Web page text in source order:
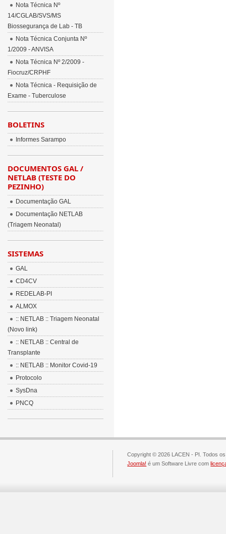
Nota Técnica Nº
14/CGLAB/SVS/MS
Biossegurança de Lab - TB
Nota Técnica Conjunta Nº
1/2009 - ANVISA
Nota Técnica Nº 2/2009 -
Fiocruz/CRPHF
Nota Técnica - Requisição de
Exame - Tuberculose
BOLETINS
Informes Sarampo
DOCUMENTOS GAL /
NETLAB (TESTE DO
PEZINHO)
Documentação GAL
Documentação NETLAB
(Triagem Neonatal)
SISTEMAS
GAL
CD4CV
REDELAB-PI
ALMOX
:: NETLAB :: Triagem Neonatal
(Novo link)
:: NETLAB :: Central de
Transplante
:: NETLAB :: Monitor Covid-19
Protocolo
SysDna
PNCQ
Copyright © 2026 LACEN - PI. Todos
Joomla! é um Software Livre com